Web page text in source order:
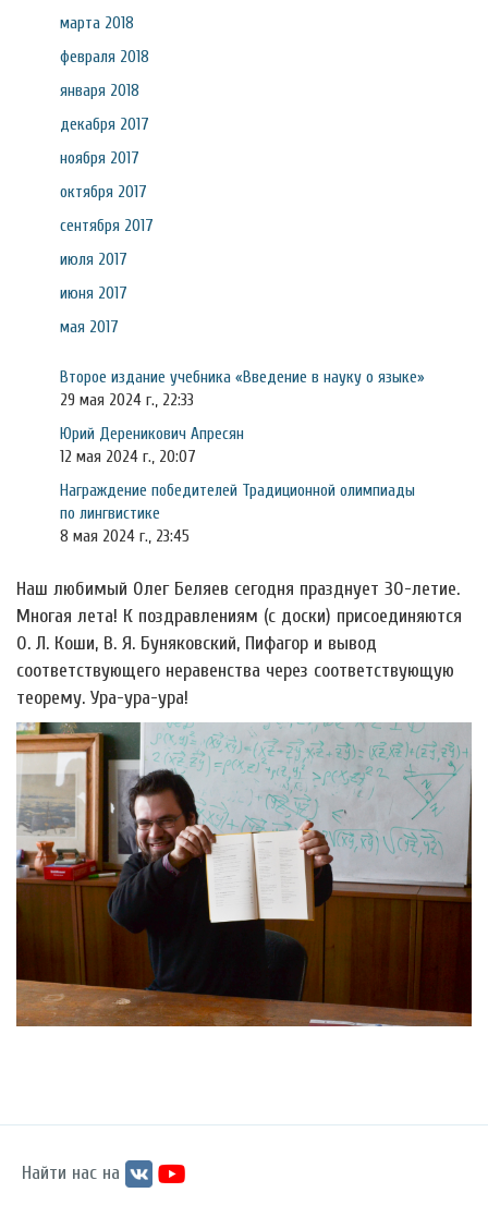
марта 2018
февраля 2018
января 2018
декабря 2017
ноября 2017
октября 2017
сентября 2017
июля 2017
июня 2017
мая 2017
Второе издание учебника «Введение в науку о языке»
29 мая 2024 г., 22:33
Юрий Дереникович Апресян
12 мая 2024 г., 20:07
Награждение победителей Традиционной олимпиады
по лингвистике
8 мая 2024 г., 23:45
Наш любимый Олег Беляев сегодня празднует 30-летие.
Многая лета! К поздравлениям (с доски) присоединяются
О. Л. Коши, В. Я. Буняковский, Пифагор и вывод
соответствующего неравенства через соответствующую
теорему. Ура-ура-ура!
Найти нас на